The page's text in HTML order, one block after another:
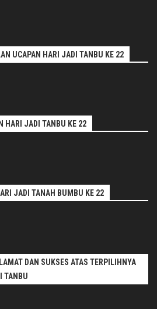
UCAPAN HARI JADI TANBU KE 22
HARI JADI TANBU KE 22
JADI TANAH BUMBU KE 22
DAN SUKSES ATAS TERPILIHNYA
TANBU